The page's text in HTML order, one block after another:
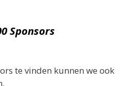
Sponsors
te vinden kunnen we ook